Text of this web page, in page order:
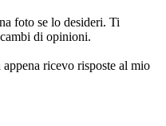
foto se lo desideri. Ti
di opinioni.
ricevo risposte al mio